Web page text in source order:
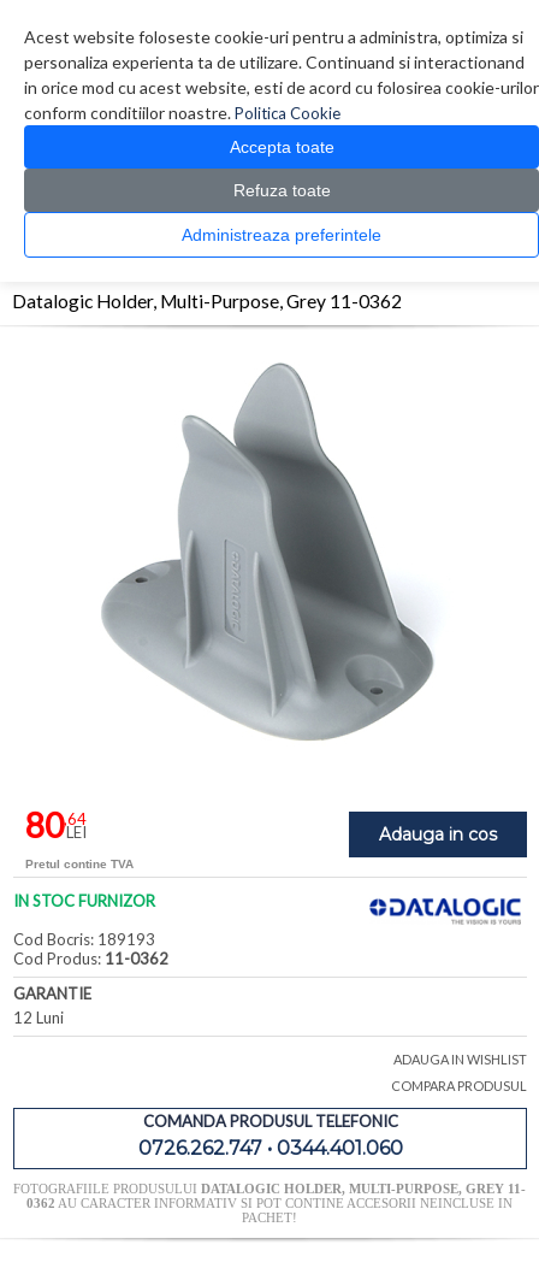
Acest website foloseste cookie-uri pentru a administra, optimiza si
personaliza experienta ta de utilizare. Continuand si interactionand
in orice mod cu acest website, esti de acord cu folosirea cookie-urilor
conform conditiilor noastre.Politica Cookie
Accepta toate
Refuza toate
Administreaza preferintele
0 produs(e)
CATALOG PRODUSE
> Accesorii Scannere > Datalogic Holder, Multi-Purpose,
Datalogic Holder, Multi-Purpose, Grey 11-0362
Adauga in cos
80,64
LEI
Pretul contine TVA
IN STOC FURNIZOR
Cod Bocris: 189193
Cod Produs: 11-0362
GARANTIE
12 Luni
ADAUGA IN WISHLIST
COMPARA PRODUSUL
COMANDA PRODUSUL TELEFONIC
0726.262.747 • 0344.401.060
FOTOGRAFIILE PRODUSULUI DATALOGIC HOLDER, MULTI-PURPOSE, GREY 11-
0362 AU CARACTER INFORMATIV SI POT CONTINE ACCESORII NEINCLUSE IN
PACHET!